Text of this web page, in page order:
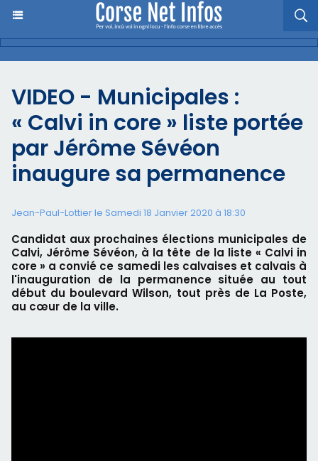
VIDEO - Municipales :
« Calvi in core » liste portée
par Jérôme Sévéon
inaugure sa permanence
Jean-Paul-Lottier le Samedi 18 Janvier 2020 à 18:30
Candidat aux prochaines élections municipales de
Calvi, Jérôme Sévéon, à la tête de la liste « Calvi in
core » a convié ce samedi les calvaises et calvais à
l'inauguration de la permanence située au tout
début du boulevard Wilson, tout près de La Poste,
au cœur de la ville.